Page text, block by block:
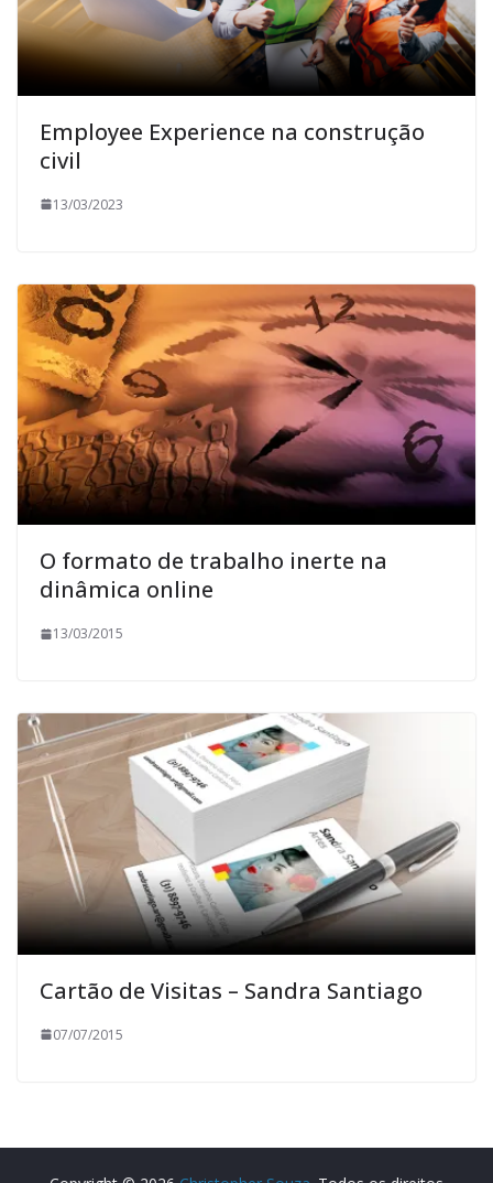
Employee Experience na construção
civil
13/03/2023
O formato de trabalho inerte na
dinâmica online
13/03/2015
Cartão de Visitas – Sandra Santiago
07/07/2015